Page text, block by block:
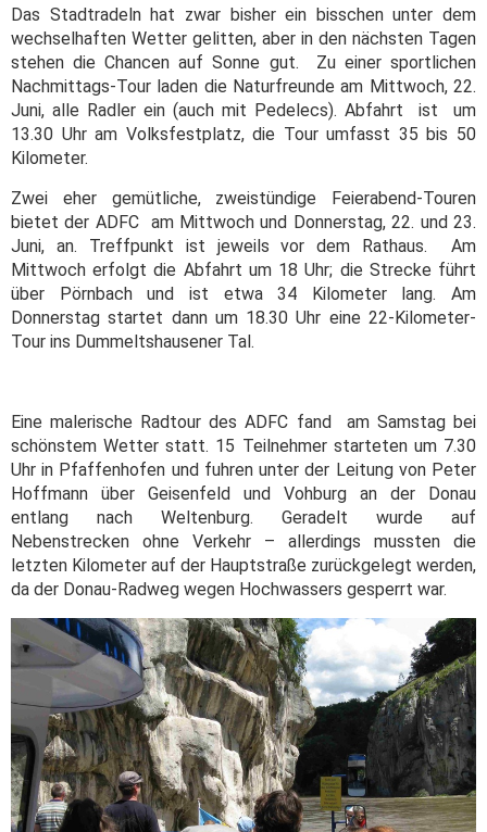
Das Stadtradeln hat zwar bisher ein bisschen unter dem
wechselhaften Wetter gelitten, aber in den nächsten Tagen
stehen die Chancen auf Sonne gut. Zu einer sportlichen
Nachmittags-Tour laden die Naturfreunde am Mittwoch, 22.
Juni, alle Radler ein (auch mit Pedelecs). Abfahrt ist um
13.30 Uhr am Volksfestplatz, die Tour umfasst 35 bis 50
Kilometer.
Zwei eher gemütliche, zweistündige Feierabend-Touren
bietet der ADFC am Mittwoch und Donnerstag, 22. und 23.
Juni, an. Treffpunkt ist jeweils vor dem Rathaus. Am
Mittwoch erfolgt die Abfahrt um 18 Uhr; die Strecke führt
über Pörnbach und ist etwa 34 Kilometer lang. Am
Donnerstag startet dann um 18.30 Uhr eine 22-Kilometer-
Tour ins Dummeltshausener Tal.
Eine malerische Radtour des ADFC fand am Samstag bei
schönstem Wetter statt. 15 Teilnehmer starteten um 7.30
Uhr in Pfaffenhofen und fuhren unter der Leitung von Peter
Hoffmann über Geisenfeld und Vohburg an der Donau
entlang nach Weltenburg. Geradelt wurde auf
Nebenstrecken ohne Verkehr – allerdings mussten die
letzten Kilometer auf der Hauptstraße zurückgelegt werden,
da der Donau-Radweg wegen Hochwassers gesperrt war.